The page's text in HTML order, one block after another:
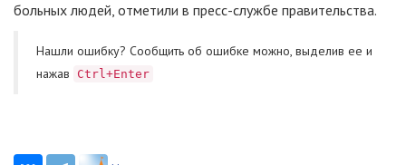
больных людей, отметили в пресс-службе правительства.
Нашли ошибку? Cообщить об ошибке можно, выделив ее и
нажав
Ctrl+Enter